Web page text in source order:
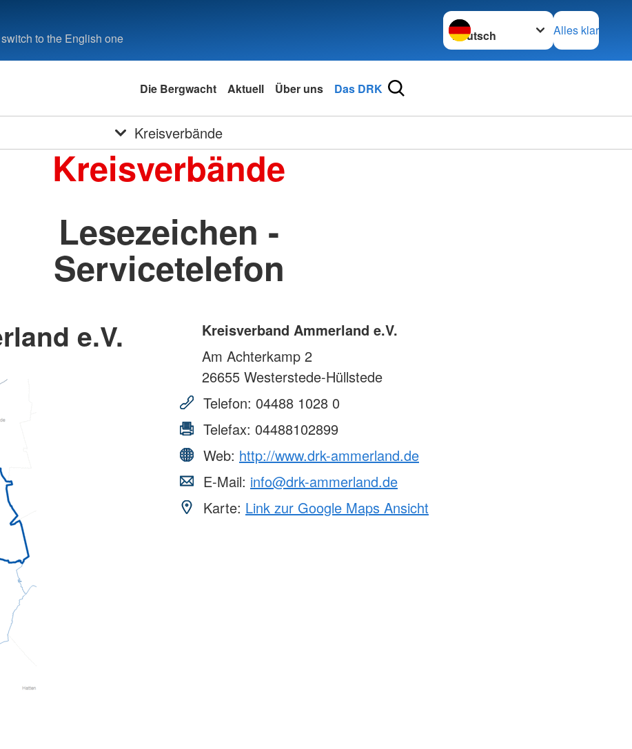
to the English one
Sprache wechseln zu
Alles klar
Die Bergwacht Aktuell Über uns Das DRK
Kreisverbände
Kreisverbände
Lesezeichen -
Servicetelefon
e.V.
Kreisverband Ammerland e.V.
Am Achterkamp 2
26655 Westerstede-Hüllstede
Telefon: 04488 1028 0
Telefax: 04488102899
Web: http://www.drk-ammerland.de
E-Mail: info@drk-ammerland.de
Karte: Link zur Google Maps Ansicht